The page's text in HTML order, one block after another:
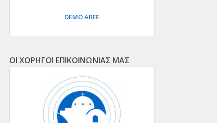
DEMO ΑΒΕΕ
ΟΙ ΧΟΡΗΓΟΙ ΕΠΙΚΟΙΝΩΝΙΑΣ ΜΑΣ